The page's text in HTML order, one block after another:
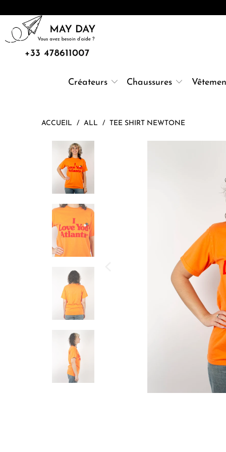
Créateurs Chaussures
ACCUEIL / ALL / TEE SHIRT NEWTONE